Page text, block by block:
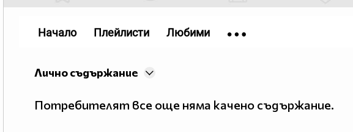
Лично съдържание
Потребителят все още няма качено съдържание.
Начало Плейлисти Любими